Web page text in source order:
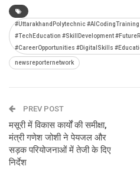
#UttarakhandPolytechnic
#TechEducation #SkillDevelopment
#CareerOpportunities #DigitalSkills
newsreporternetwork
PREV POST
मसूरी में विकास कार्यों की समीक्षा,
मंत्री गणेश जोशी ने पेयजल और
सड़क परियोजनाओं में तेजी के दिए
निर्देश